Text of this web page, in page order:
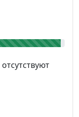
отсутствуют